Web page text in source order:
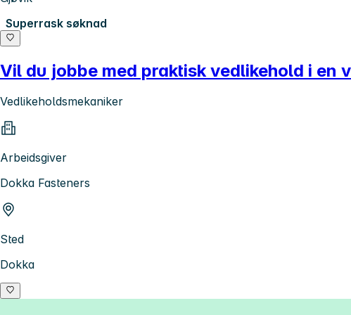
Superrask søknad
Vil du jobbe med praktisk vedlikehold i en
Vedlikeholdsmekaniker
Arbeidsgiver
Dokka Fasteners
Sted
Dokka